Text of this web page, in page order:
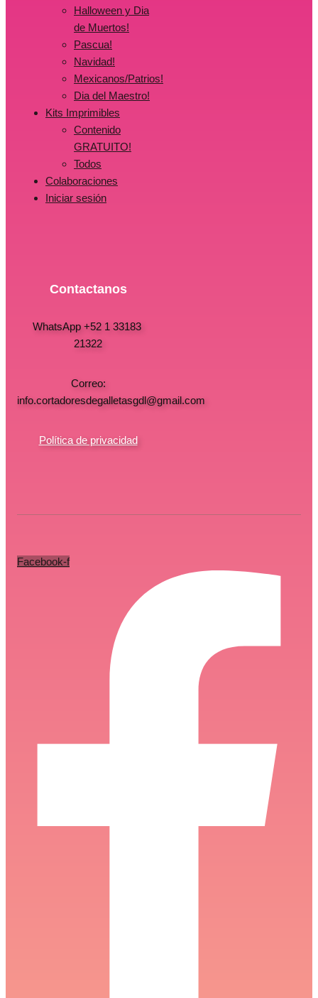
Halloween y Dia
de Muertos!
Pascua!
Navidad!
Mexicanos/Patrios!
Dia del Maestro!
Kits Imprimibles
Contenido
GRATUITO!
Todos
Colaboraciones
Iniciar sesión
Contactanos
WhatsApp +52 1 33183
21322
Correo:
info.cortadoresdegalletasgdl@gmail.com
Política de privacidad
Facebook-f